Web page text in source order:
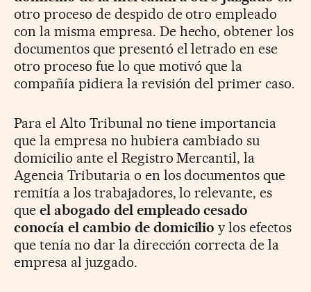
otro proceso de despido de otro empleado
con la misma empresa. De hecho, obtener los
documentos que presentó el letrado en ese
otro proceso fue lo que motivó que la
compañía pidiera la revisión del primer caso.
Para el Alto Tribunal no tiene importancia
que la empresa no hubiera cambiado su
domicilio ante el Registro Mercantil, la
Agencia Tributaria o en los documentos que
remitía a los trabajadores, lo relevante, es
que el abogado del empleado cesado
conocía el cambio de domicilio y los efectos
que tenía no dar la dirección correcta de la
empresa al juzgado.